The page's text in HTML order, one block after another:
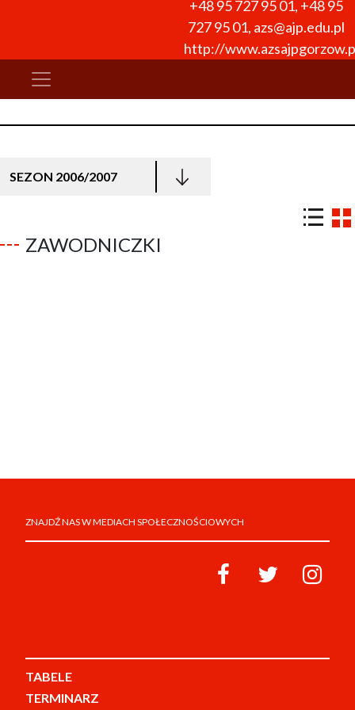
+48 95 727 95 01, +48 95
727 95 01, azs@ajp.edu.pl
http://
SEZON 2006/2007
ZAWODNICZKI
ZNAJDŹ NAS W MEDIACH SPOŁECZNOŚCIOWYCH
TABELE
TERMINARZ